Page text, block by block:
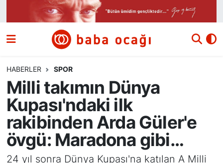
HABERLER SPOR
Milli takımın Dünya
Kupası'ndaki ilk
rakibinden Arda Güler'e
övgü: Maradona gibi…
24 yıl sonra Dünya Kupası'na katılan A Milli
Siyaset
Ekonomi
Dünya
Kültür ve Sanat
Nöbetçi Eczaneler
Namaz Vakitleri
Trafik Durumu
Süper Lig Puan Durumu ve Fikstür